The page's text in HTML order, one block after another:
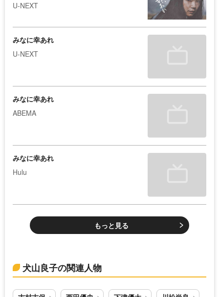
U-NEXT
みなに幸あれ
U-NEXT
みなに幸あれ
ABEMA
みなに幸あれ
Hulu
もっと見る
犬山良子の関連人物